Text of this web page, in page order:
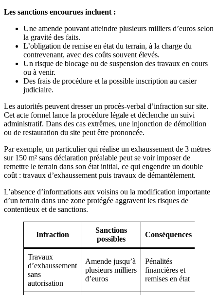
Les sanctions encourues incluent :
Une amende pouvant atteindre plusieurs milliers d’euros selon
la gravité des faits.
L’obligation de remise en état du terrain, à la charge du
contrevenant, avec des coûts souvent élevés.
Un risque de blocage ou de suspension des travaux en cours
ou à venir.
Des frais de procédure et la possible inscription au casier
judiciaire.
Les autorités peuvent dresser un procès-verbal d’infraction sur site.
Cet acte formel lance la procédure légale et déclenche un suivi
administratif. Dans des cas extrêmes, une injonction de démolition
ou de restauration du site peut être prononcée.
Par exemple, un particulier qui réalise un exhaussement de 3 mètres
sur 150 m² sans déclaration préalable peut se voir imposer de
remettre le terrain dans son état initial, ce qui engendre un double
coût : travaux d’exhaussement puis travaux de démantèlement.
L’absence d’informations aux voisins ou la modification importante
d’un terrain dans une zone protégée aggravent les risques de
contentieux et de sanctions.
Infraction
Sanctions
possibles
Conséquences
Travaux
d’exhaussement
sans
autorisation
Amende jusqu’à
plusieurs milliers
d’euros
Pénalités
financières et
remises en état